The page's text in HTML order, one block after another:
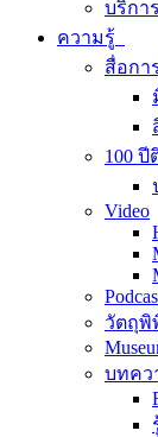
บริกา
ความรู้
สื่อกา
100 ปี
Video
วัตถุ
บทคว